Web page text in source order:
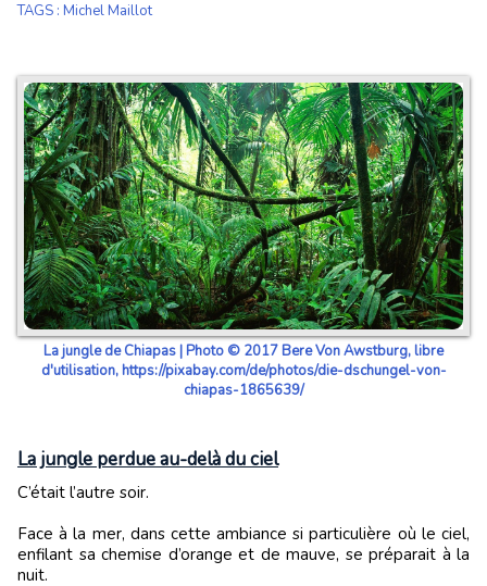
TAGS : Michel Maillot
La jungle de Chiapas | Photo © 2017 Bere Von Awstburg, libre
d'utilisation, https://pixabay.com/de/photos/die-dschungel-von-
chiapas-1865639/
La jungle perdue au-delà du ciel
C’était l’autre soir.
Face à la mer, dans cette ambiance si particulière où le ciel,
enfilant sa chemise d’orange et de mauve, se préparait à la
nuit.